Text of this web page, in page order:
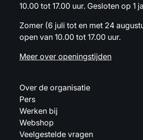
10.00 tot 17.00 uur. Gesloten op 1
Zomer (6 juli tot en met 24
open van 10.00 tot 17.00 uur.
Meer over openingstijden
Over de organisatie
Pers
Werken bij
Webshop
Veelgestelde vragen